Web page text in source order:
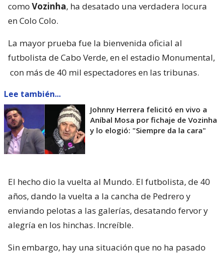
como Vozinha, ha desatado una verdadera locura
en Colo Colo.
La mayor prueba fue la bienvenida oficial al
futbolista de Cabo Verde, en el estadio Monumental,
con más de 40 mil espectadores en las tribunas.
Lee también...
Johnny Herrera felicitó en vivo a
Aníbal Mosa por fichaje de Vozinha
y lo elogió: "Siempre da la cara"
El hecho dio la vuelta al Mundo. El futbolista, de 40
años, dando la vuelta a la cancha de Pedrero y
enviando pelotas a las galerías, desatando fervor y
alegría en los hinchas. Increíble.
Sin embargo, hay una situación que no ha pasado